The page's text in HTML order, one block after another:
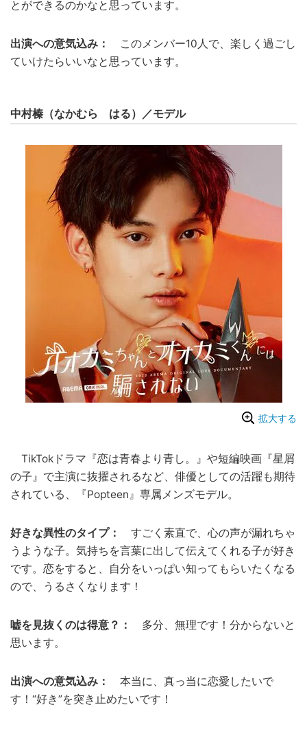
とができるのかなと思っています。
出演への意気込み：
このメンバー10人で、楽しく過ごし
ていけたらいいなと思っています。
中村榛（なかむら はる）／モデル
拡大する
TikTokドラマ『恋は青春より青し。』や短編映画『星屑
の子』で主演に抜擢されるなど、俳優としての活躍も期待
されている、『Popteen』専属メンズモデル。
好きな異性のタイプ： すごく素直で、心の声が漏れちゃ
うような子。気持ちを言葉に出して伝えてくれる子が好き
です。恋をすると、自分をいっぱい知ってもらいたくなる
ので、うるさくなります！
嘘を見抜くのは得意？：
多分、無理です！分からないと
思います。
出演への意気込み：
本当に、真っ当に恋愛したいで
す！“好き”を突き止めたいです！